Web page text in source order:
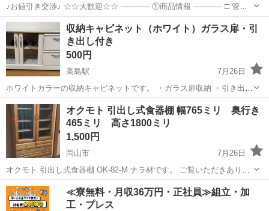
♪お値引き交渉♪ ☆☆大歓迎☆☆ ------------ ①商品情報 ------------ □ 管理
番号：N209090 □ サイズ：写真参照 □ 状態：3J ――――― 状態ラン
ク ―...
岡山 岡山市 収納家具 汚れ
収納キャビネット（ホワイト）ガラス扉・引
き出し付き
500円
高島駅
7月26日
ホワイトカラーの収納キャビネットです。 ・ガラス扉収納 ・引き出し
2段付き ・食器や小物、本などの収納に便利です。 ※もともとは上下2
つの収納があるセットでしたが、もう片方は破損したため、こちらの
みの出品です。 使用に...
岡山 岡山市 高島駅 収納家具 ガラス
オクモト 引出し式食器棚 幅765ミリ 奥行き
465ミリ 高さ1800ミリ
1,500円
岡山市
7月26日
オクモト 引出し式食器棚 OK-82-M ナラ材です。 ご覧いただきありが
とうございます。 ご面倒ではありますが商品の状態をできるだけ明快
に説明しておりますので、先によくお読みください。 商品の詳細は掲
示した画像と...
岡山 岡山市 収納家具 食器棚
≪寮無料・月収36万円・正社員≫組立・加
工・プレス